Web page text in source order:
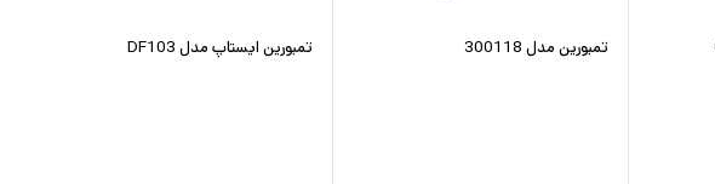
تمبورین مدل 300118 تمبورین ایستاپ مدل DF103